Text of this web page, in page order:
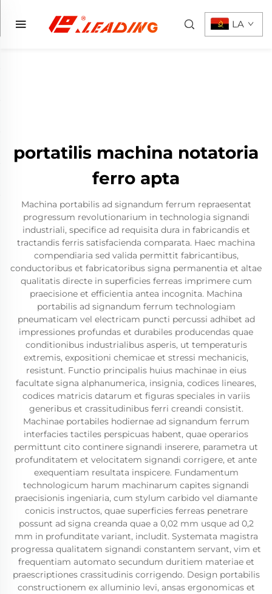
LA
portatilis machina notatoria
ferro apta
Machina portabilis ad signandum ferrum repraesentat
progressum revolutionarium in technologia signandi
industriali, specifice ad requisita dura in fabricandis et
tractandis ferris satisfacienda comparata. Haec machina
compendiaria sed valida permittit fabricantibus,
conductoribus et fabricatoribus signa permanentia et altae
qualitatis directe in superficies ferreas imprimere cum
praecisione et efficientia antea incognita. Machina
portabilis ad signandum ferrum technologiam
pneumaticam vel electricam puncti percussi adhibet ad
impressiones profundas et durabiles producendas quae
conditionibus industrialibus asperis, ut temperaturis
extremis, expositioni chemicae et stressi mechanicis,
resistunt. Functio principalis huius machinae in eius
facultate signa alphanumerica, insignia, codices lineares,
codices matricis datarum et figuras speciales in variis
generibus et crassitudinibus ferri creandi consistit.
Machinae portabiles hodiernae ad signandum ferrum
interfacies tactiles perspicuas habent, quae operarios
permittunt cito continere signandi inserere, parametra ut
profunditatem et velocitatem signandi corrigere, et ante
exequentiam resultata inspicere. Fundamentum
technologicum harum machinarum capites signandi
praecisionis ingeniaria, cum stylum carbido vel diamante
conicis instructos, quae superficies ferreas penetrare
possunt ad signa creanda quae a 0,02 mm usque ad 0,2
mm in profunditate variant, includit. Systemata magistra
progressa qualitatem signandi constantem servant, vim et
frequentiam automato secundum duritiem materiae et
praescriptiones crassitudinis corrigendo. Design portabilis
constructionem ex alluminio levi, ansas ergonomicas et